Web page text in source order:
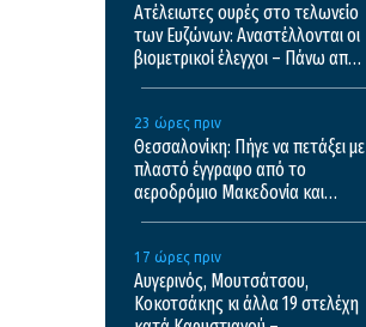
Ατέλειωτες ουρές στο τελωνείο
των Ευζώνων: Αναστέλλονται οι
βιομετρικοί έλεγχοι – Πάνω από
23 ώρες πριν
Θεσσαλονίκη: Πήγε να πετάξει με
πλαστό έγγραφο από το
αεροδρόμιο Μακεδονία και
17 ώρες πριν
Αυγερινός, Μουτσάτσου,
Κοκοτσάκης κι άλλα 19 στελέχη